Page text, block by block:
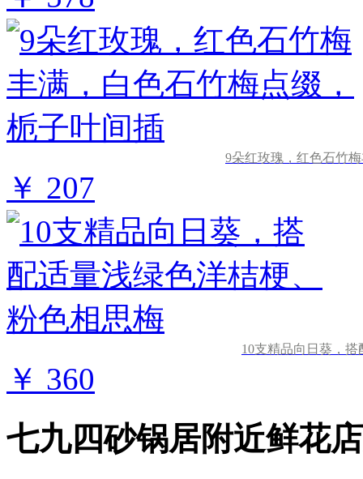
9朵红玫瑰，红色石竹
￥ 207
10支精品向日葵，
￥ 360
七九四砂锅居附近鲜花